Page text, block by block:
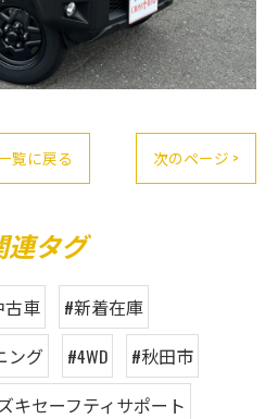
覧に戻る 次のページ >
連タグ
古車
#新着在庫
ング
#4WD
#秋田市
キセーフティサポート